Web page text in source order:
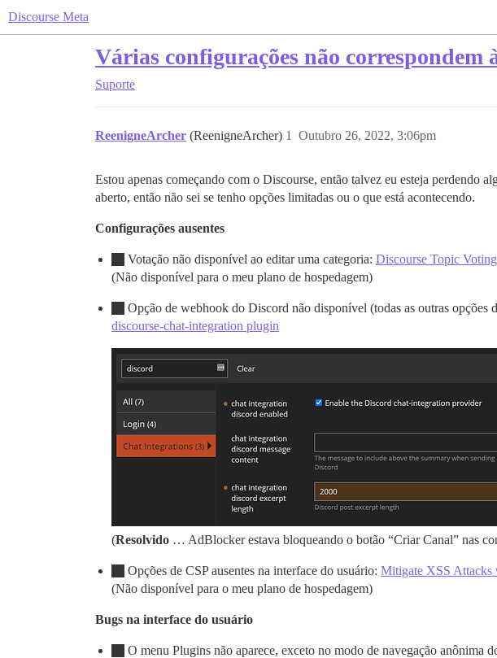
Discourse Meta
Várias configurações não correspondem
Suporte
ReenigneArcher (ReenigneArcher) Outubro 26, 2022, 3:06pm
1
Estou apenas começando com o Discourse, então talvez eu esteja perdendo
aberto, então não sei se tenho opções limitadas ou o que está acontecendo.
Configurações ausentes
Votação não disponível ao editar uma categoria: Discourse Topic
(Não disponível para o meu plano de hospedagem)
Opção de webhook do Discord não disponível (todas as outras opções
discourse-chat-integration plugin
(Resolvido … AdBlocker estava bloqueando o botão “Criar Canal” nas
Opções de CSP ausentes na interface do usuário: Mitigate XSS Attacks
(Não disponível para o meu plano de hospedagem)
Bugs na interface do usuário
O menu Plugins não aparece, exceto no modo de navegação